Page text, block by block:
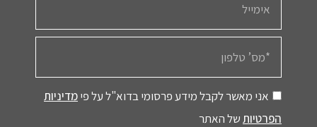
אני מאשר לקבל מידע פרסומי בדוא"ל על פימדיניות
הפרטיותשל האתר